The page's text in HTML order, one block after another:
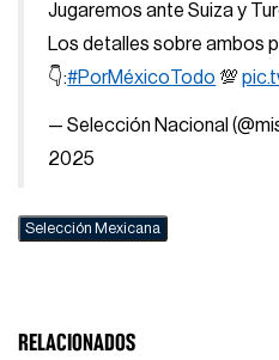
Jugaremos ante Suiza y
Los detalles sobre ambos
👇:#PorMéxicoTodo 💯
— Selección Nacional
2025
Selección Mexicana
RELACIONADOS